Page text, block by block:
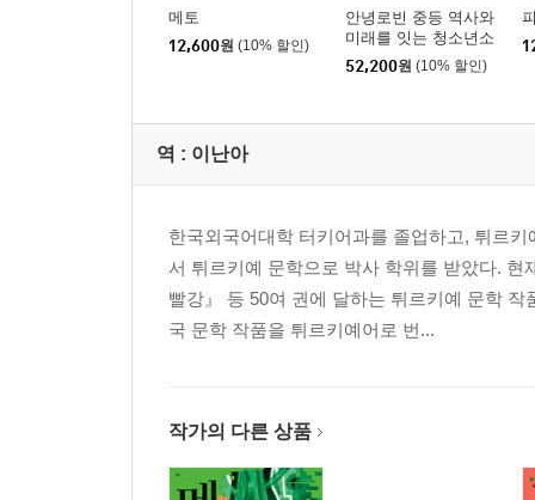
메토
12,600원 (10% 할인)
안녕로빈 중등 역사와
미래를 잇는 청소년소
설 세트
52,200원 (10% 할인)
역 : 이난아
한국외국어대학 터키어과를 졸업하고, 튀르
서 튀르키예 문학으로 박사 학위를 받았다.
빨강』 등 50여 권에 달하는 튀르키예 문학
국 문학 작품을 튀르키예어로 번...
작가의 다른 상품